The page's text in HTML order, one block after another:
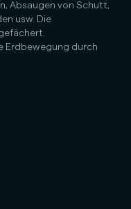
Absaugen von Schutt,
usw. Die
Erdbewegung durch